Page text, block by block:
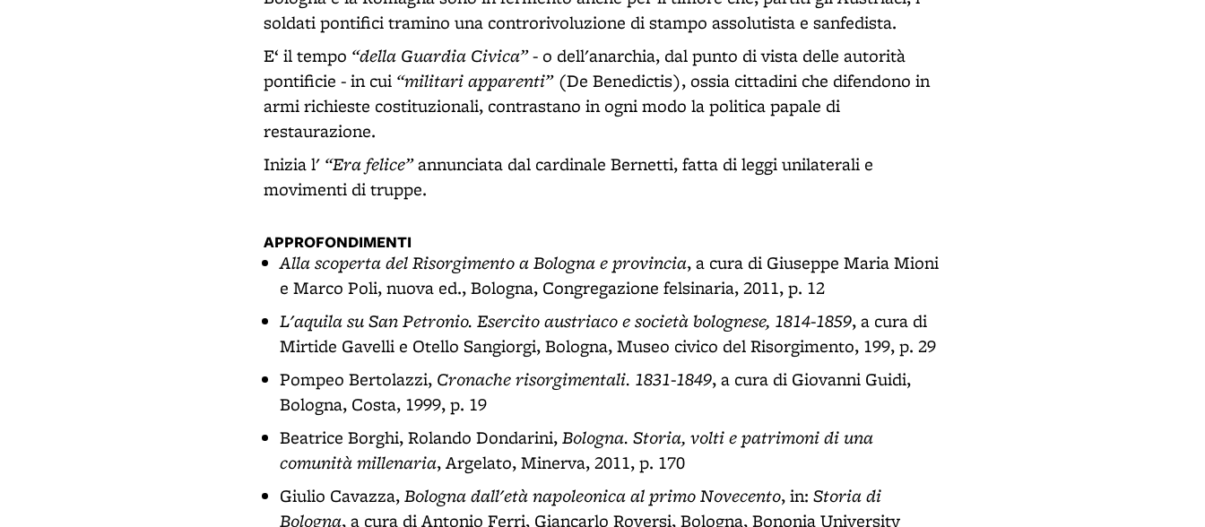
soldati pontifici tramino una controrivoluzione di stampo assolutista e sanfedista.
E‘ il tempo “della Guardia Civica”- o dell'anarchia, dal punto di vista delle autorità
pontificie -in cui “militari apparenti”(De Benedictis), ossia cittadini che difendono in
armi richieste costituzionali, contrastano in ogni modo la politica papale di
restaurazione.
Inizia l' “Era felice”annunciata dal cardinale Bernetti, fatta di leggi unilaterali e
movimenti di truppe.
APPROFONDIMENTI
Alla scoperta del Risorgimento a Bologna e provincia, a cura di Giuseppe Maria Mioni
e Marco Poli, nuova ed., Bologna, Congregazione felsinaria, 2011, p. 12
L'aquila su San Petronio. Esercito austriaco e società bolognese, 1814-1859, a cura di
Mirtide Gavelli e Otello Sangiorgi, Bologna, Museo civico del Risorgimento, 199, p. 29
Pompeo Bertolazzi, Cronache risorgimentali. 1831-1849, a cura di Giovanni Guidi,
Bologna, Costa, 1999, p. 19
Beatrice Borghi, Rolando Dondarini,Bologna. Storia, volti e patrimoni di una
comunità millenaria, Argelato, Minerva, 2011, p. 170
Giulio Cavazza,Bologna dall'età napoleonica al primo Novecento, in: Storia di
Bologna, a cura di Antonio Ferri, Giancarlo Roversi, Bologna, Bononia University